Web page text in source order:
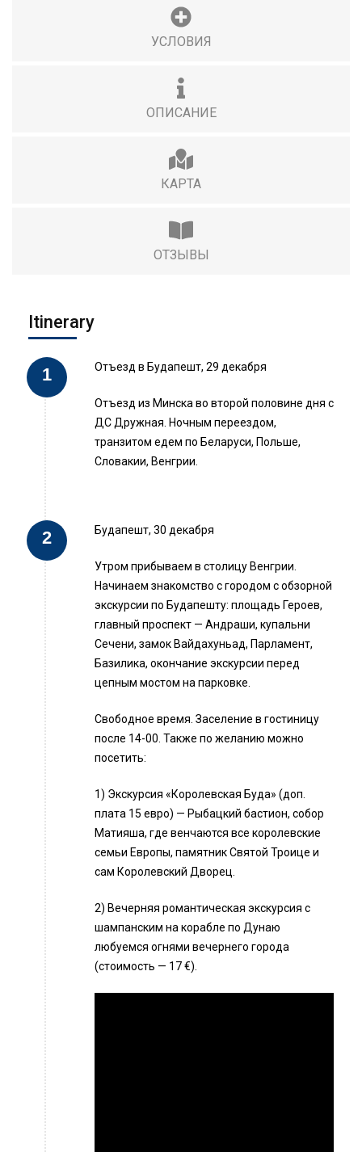
УСЛОВИЯ
ОПИСАНИЕ
КАРТА
ОТЗЫВЫ
Itinerary
Отъезд в Будапешт, 29 декабря
Отъезд из Минска во второй половине дня с
ДС Дружная. Ночным переездом,
транзитом едем по Беларуси, Польше,
Словакии, Венгрии.
Будапешт, 30 декабря
Утром прибываем в столицу Венгрии.
Начинаем знакомство с городом с обзорной
экскурсии по Будапешту: площадь Героев,
главный проспект — Андраши, купальни
Сечени, замок Вайдахуньад, Парламент,
Базилика, окончание экскурсии перед
цепным мостом на парковке.
Свободное время. Заселение в гостиницу
после 14-00. Также по желанию можно
посетить:
1) Экскурсия «Королевская Буда» (доп.
плата 15 евро) — Рыбацкий бастион, собор
Матияша, где венчаются все королевские
семьи Европы, памятник Святой Троице и
сам Королевский Дворец.
2) Вечерняя романтическая экскурсия с
шампанским на корабле по Дунаю
любуемся огнями вечернего города
(стоимость — 17 €).